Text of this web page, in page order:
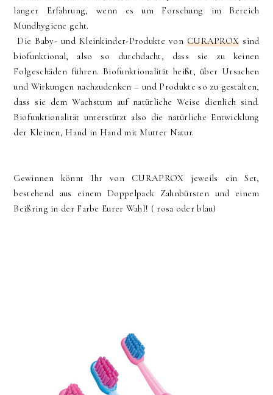
langer Erfahrung, wenn es um Forschung im Bereich
Mundhygiene geht.
Die Baby- und Kleinkinder-Produkte von CURAPROX sind
biofunktional, also so durchdacht, dass sie zu keinen
Folgeschäden führen. Biofunktionalität heißt, über Ursachen
und Wirkungen nachzudenken – und Produkte so zu gestalten,
dass sie dem Wachstum auf natürliche Weise dienlich sind.
Biofunktionalität unterstützt also die natürliche Entwicklung
der Kleinen, Hand in Hand mit Mutter Natur.
Gewinnen könnt Ihr von CURAPROX jeweils ein Set,
bestehend aus einem Doppelpack Zahnbürsten und einem
Beißring in der Farbe Eurer Wahl! ( rosa oder blau)